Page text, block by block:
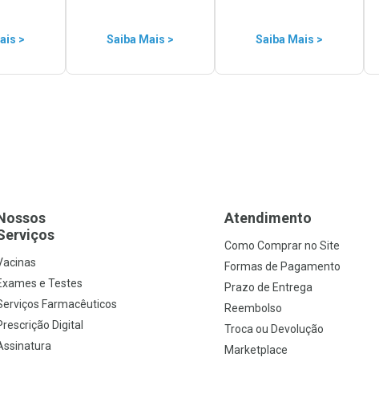
> Saiba Mais > Saiba Mais >
e Testes
Farmacêuticos
Digital
Atendimento
Como Comprar no Site
Formas de Pagamento
Prazo de Entrega
Reembolso
Troca ou Devolução
Marketplace